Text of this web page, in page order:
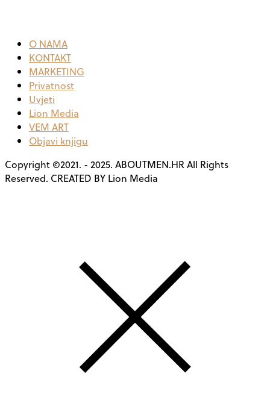
O NAMA
KONTAKT
MARKETING
Privatnost
Uvjeti
Lion Media
VEM ART
Objavi knjigu
Copyright ©2021. - 2025. ABOUTMEN.HR All Rights
Reserved. CREATED BY Lion Media